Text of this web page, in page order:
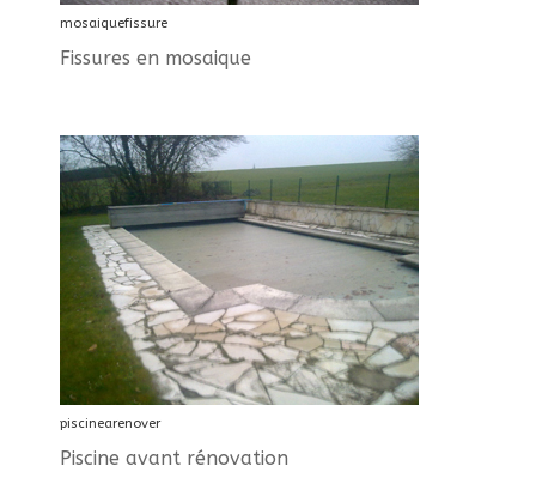
mosaiquefissure
Fissures en mosaique
piscinearenover
Piscine avant rénovation